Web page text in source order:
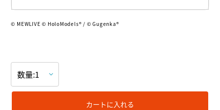
© MEWLIVE © HoloModels® / © Gugenka®
カートに入れる